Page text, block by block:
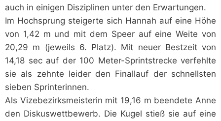
auch in einigen Disziplinen unter den Erwartungen.
Im Hochsprung steigerte sich Hannah auf eine Höhe
von 1,42 m und mit dem Speer auf eine Weite von
20,29 m (jeweils 6. Platz). Mit neuer Bestzeit von
14,18 sec auf der 100 Meter-Sprintstrecke verfehlte
sie als zehnte leider den Finallauf der schnellsten
sieben Sprinterinnen.
Als Vizebezirksmeisterin mit 19,16 m beendete Anne
den Diskuswettbewerb. Die Kugel stieß sie auf eine